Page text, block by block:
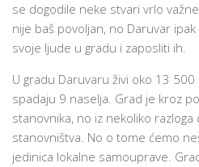
se dogodile neke stvari vrlo
nije baš povoljan, no Daruvar
svoje ljude u gradu i zaposliti ih.
U gradu Daruvaru živi oko 13
spadaju 9 naselja. Grad je kroz
stanovnika, no iz nekoliko
stanovništva. No o tome ćemo
jedinica lokalne samouprave.